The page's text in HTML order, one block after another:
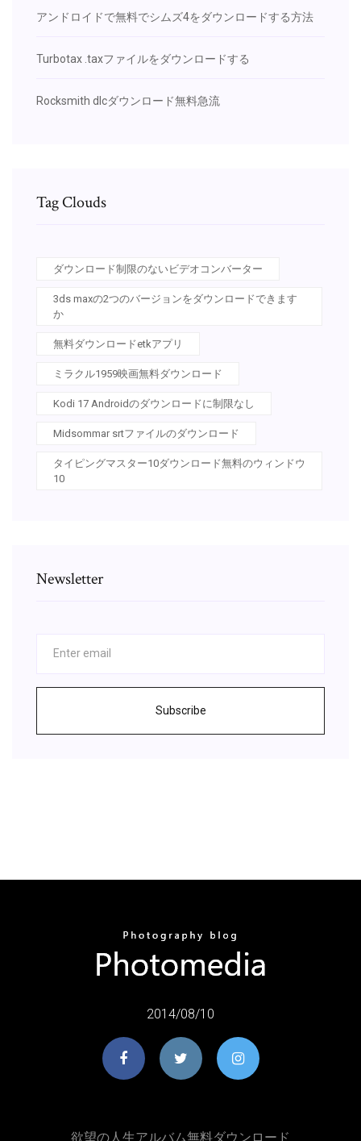
アンドロイドで無料でシムズ4をダウンロードする方法
Turbotax .taxファイルをダウンロードする
Rocksmith dlcダウンロード無料急流
Tag Clouds
ダウンロード制限のないビデオコンバーター
3ds maxの2つのバージョンをダウンロードできます
か
無料ダウンロードetkアプリ
ミラクル1959映画無料ダウンロード
Kodi 17 Androidのダウンロードに制限なし
Midsommar srtファイルのダウンロード
タイピングマスター10ダウンロード無料のウィンドウ
10
Newsletter
Subscribe
2014/08/10
欲望の人生アルバム無料ダウンロード